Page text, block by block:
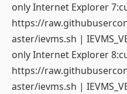
only Internet Explorer
https://
aster/ievms.sh |
only Internet Explorer
https://
aster/ievms.sh |